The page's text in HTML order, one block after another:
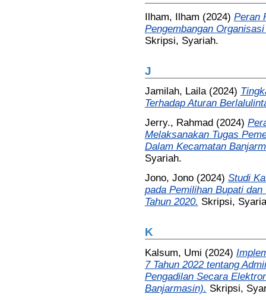
Ilham, Ilham (2024) Peran
Pengembangan
Skripsi, Syariah.
J
Jamilah, Laila(2024)
Terhadap Aturan
Jerry., Rahmad(2024)
Melaksanakan Tugas
Dalam Kecamatan
Syariah.
Jono, Jono(2024) Studi
pada Pemilihan Bupati
Tahun 2020. Skripsi,
K
Kalsum, Umi (2024)
7 Tahun 2022 tentang
Pengadilan Secara
Banjarmasin). Skripsi,